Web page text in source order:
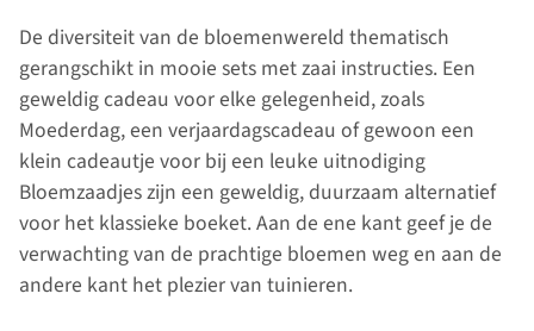
De diversiteit van de bloemenwereld thematisch
gerangschikt in mooie sets met zaai instructies. Een
geweldig cadeau voor elke gelegenheid, zoals
Moederdag, een verjaardagscadeau of gewoon een
klein cadeautje voor bij een leuke uitnodiging
Bloemzaadjes zijn een geweldig, duurzaam alternatief
voor het klassieke boeket. Aan de ene kant geef je de
verwachting van de prachtige bloemen weg en aan de
andere kant het plezier van tuinieren.